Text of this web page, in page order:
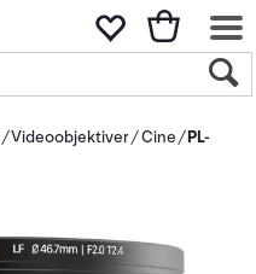
Videoobjektiver Cine PL-